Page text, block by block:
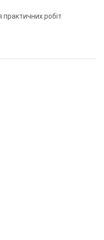
робіт